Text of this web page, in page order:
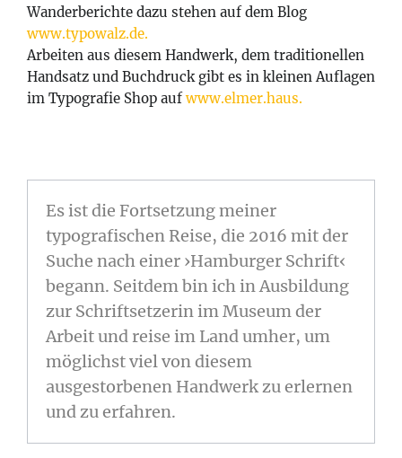
Wanderberichte dazu stehen auf dem Blog
www.typowalz.de.
Arbeiten aus diesem Handwerk, dem traditionellen
Handsatz und Buchdruck gibt es in kleinen Auflagen
im Typografie Shop aufwww.elmer.haus.
Es ist die Fortsetzung meiner
typografischen Reise, die 2016 mit der
Suche nach einer ›Hamburger Schrift‹
begann. Seitdem bin ich in Ausbildung
zur Schriftsetzerin im Museum der
Arbeit und reise im Land umher, um
möglichst viel von diesem
ausgestorbenen Handwerk zu erlernen
und zu erfahren.